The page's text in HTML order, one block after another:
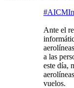
Ante el
a las
este día,
vuelos.